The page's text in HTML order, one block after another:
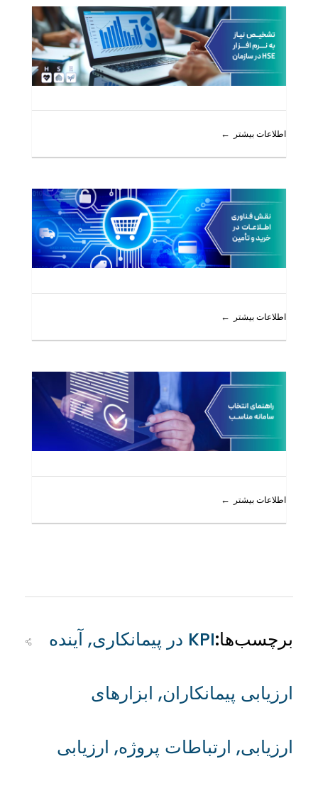
اطلاعات بیشتر
اطلاعات بیشتر
اطلاعات بیشتر
برچسب‌ها:KPI در پیمانکاری , آینده
ارزیابی پیمانکاران, ابزارهای
ارزیابی, ارتباطات پروژه, ارزیابی